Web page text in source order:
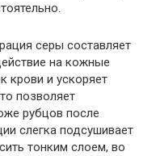
серы составляет
на кожные
крови и ускоряет
позволяет
рубцов после
слегка подсушивает
тонким слоем, во